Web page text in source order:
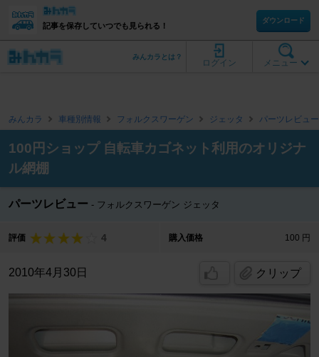
記事を保存していつでも見られる！
ダウンロード
メニュー
ログイン
みんカラとは？
みんカラ 車種別情報 フォルクスワーゲン ジェッタ パーツレビュー
100円ショップ 自転車カゴネット利用のオリジナ
ル網棚
パーツレビュー フォルクスワーゲン ジェッタ
評価 4 購入価格 100 円
2010年4月30日 クリップ